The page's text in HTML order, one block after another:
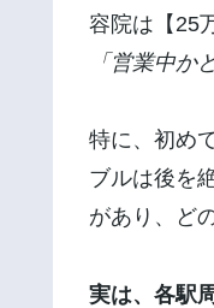
容院は【25
「営業中か
特に、初め
ブルは後を
があり、ど
実は、各駅